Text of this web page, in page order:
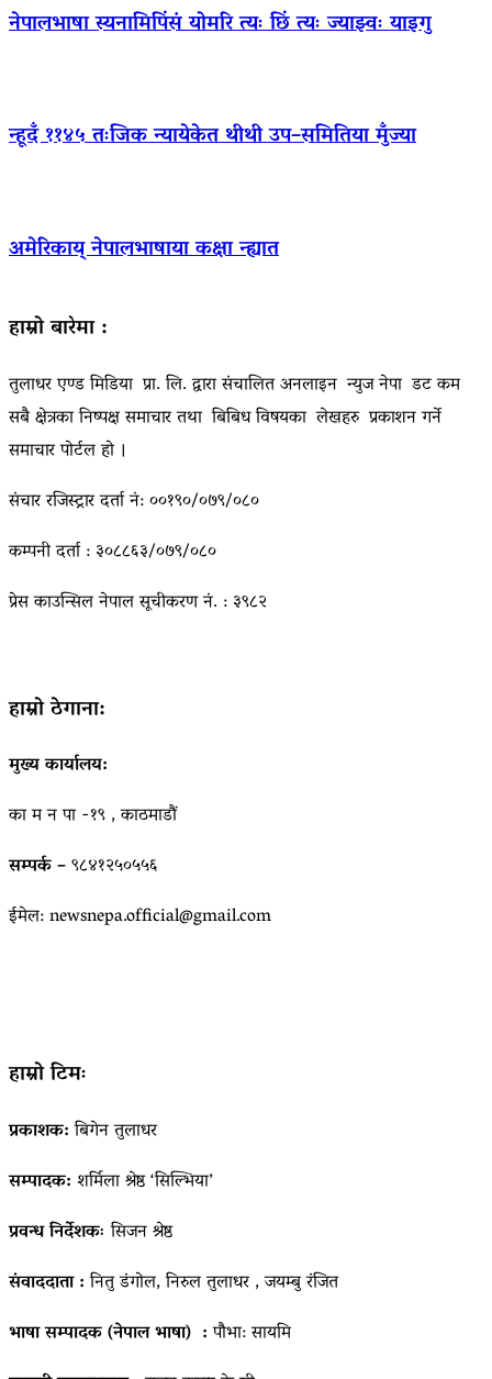
नेपालभाषा स्यनामिपिंसं योमरि त्यः छिं त्यः ज्याझ्वः याइगु
न्हूदँ ११४५ तःजिक न्यायेकेत थीथी उप–समितिया मुँज्या
अमेरिकाय् नेपालभाषाया कक्षा न्ह्यात
हाम्रो बारेमा :
तुलाधर एण्ड मिडिया प्रा. लि. द्वारा संचालित अनलाइन न्युज नेपा डट कम
सबै क्षेत्रका निष्पक्ष समाचार तथा बिबिध विषयका लेखहरु प्रकाशन गर्ने
समाचार पोर्टल हो ।
संचार रजिस्ट्रार दर्ता नं: ००१९०/०७९/०८०
कम्पनी दर्ता : ३०८८६३/०७९/०८०
प्रेस काउन्सिल नेपाल सूचीकरण नं. : ३९८२
हाम्रो ठेगाना:
मुख्य कार्यालय:
का म न पा -१९ , काठमाडौं
सम्पर्क –९८४१२५०५५६
ईमेल: newsnepa.official@gmail.com
हाम्रो टिमः
प्रकाशक:बिगेन तुलाधर
सम्पादक: शर्मिला श्रेष्ठ ‘सिल्भिया’
प्रवन्ध निर्देशकःसिजन श्रेष्ठ
संवाददाता :नितु डंगोल, निरुल तुलाधर , जयम्बु रंजित
भाषा सम्पादक (नेपाल भाषा) :पौभा: सायमि